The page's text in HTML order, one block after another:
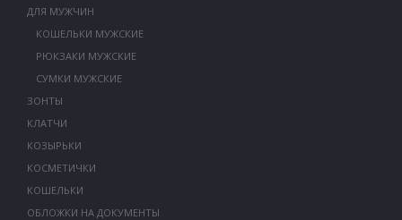
ДЛЯ МУЖЧИН
КОШЕЛЬКИ МУЖСКИЕ
РЮКЗАКИ МУЖСКИЕ
СУМКИ МУЖСКИЕ
ЗОНТЫ
КЛАТЧИ
КОЗЫРЬКИ
КОСМЕТИЧКИ
КОШЕЛЬКИ
ОБЛОЖКИ НА ДОКУМЕНТЫ